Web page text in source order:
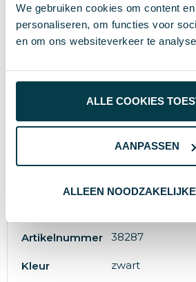
We gebruiken cookies om content
personaliseren, om functies voor
en om ons websiteverkeer te
ALLE COOKIES
AANPASSEN
ALLEEN
Gerecycled
Gewicht 212.9 g
XD Collection
Artikelnummer 38287
Kleur zwart